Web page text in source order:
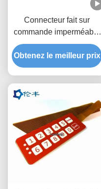
Connecteur fait sur
commande imperméable
de Matte Surface 2.54mm
de contact à membrane
d'IP67 FPC
Obtenez le meilleur prix